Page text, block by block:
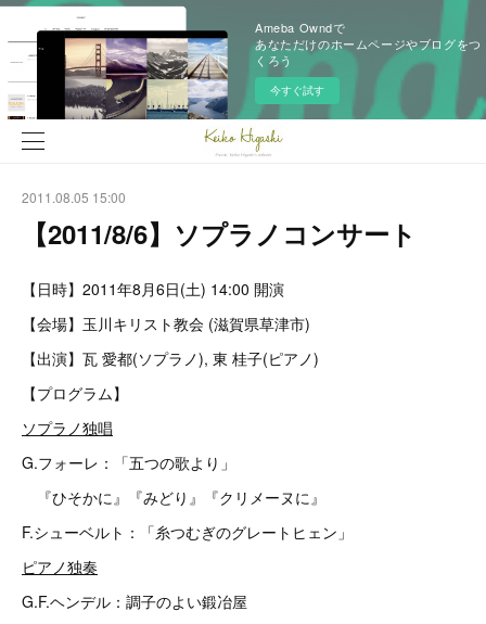
Ameba Owndで
あなただけのホームページやブログをつ
くろう
今すぐ試す
2011.08.05 15:00
【2011/8/6】ソプラノコンサート
【日時】2011年8月6日(土) 14:00 開演
【会場】玉川キリスト教会 (滋賀県草津市)
【出演】瓦 愛都(ソプラノ), 東 桂子(ピアノ)
【プログラム】
ソプラノ独唱
G.フォーレ：「五つの歌より」
『ひそかに』『みどり』『クリメーヌに』
F.シューベルト：「糸つむぎのグレートヒェン」
ピアノ独奏
G.F.ヘンデル：調子のよい鍛冶屋